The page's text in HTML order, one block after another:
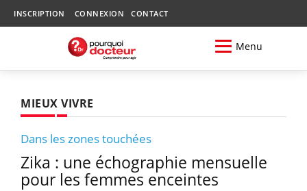
INSCRIPTION CONNEXION CONTACT
Menu
MIEUX VIVRE
Dans les zones touchées
Zika : une échographie mensuelle
pour les femmes enceintes